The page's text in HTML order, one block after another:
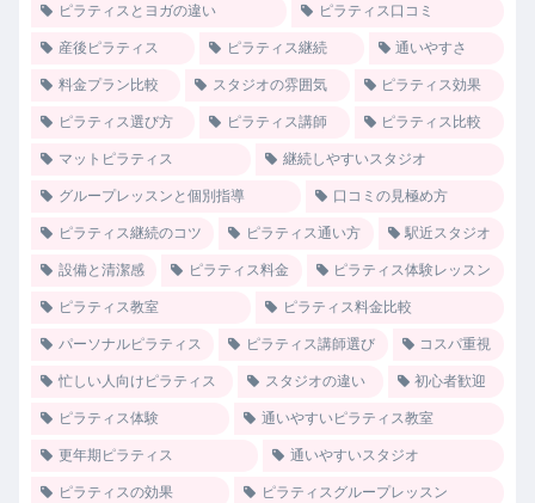
ピラティスとヨガの違い ピラティス口コミ
産後ピラティス ピラティス継続 通いやすさ
料金プラン比較 スタジオの雰囲気 ピラティス効果
ピラティス選び方 ピラティス講師 ピラティス比較
マットピラティス 継続しやすいスタジオ
グループレッスンと個別指導 口コミの見極め方
ピラティス継続のコツ ピラティス通い方 駅近スタジオ
設備と清潔感 ピラティス料金 ピラティス体験レッスン
ピラティス教室 ピラティス料金比較
パーソナルピラティス ピラティス講師選び コスパ重視
忙しい人向けピラティス スタジオの違い 初心者歓迎
ピラティス体験 通いやすいピラティス教室
更年期ピラティス 通いやすいスタジオ
ピラティスの効果 ピラティスグループレッスン